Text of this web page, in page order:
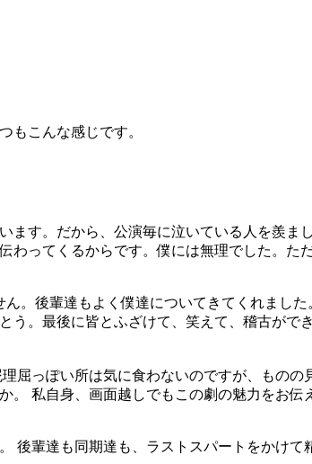
もこんな感じです。
す。だから、公演毎に泣いている人を羨
ってくるからです。僕には無理でした。た
。後輩達もよく僕達についてきてくれまし
。最後に皆とふざけて、笑えて、稽古がで
屈っぽい所は気に食わないのですが、もの
私自身、画面越しでもこの劇の魅力をお
後輩達も同期達も、ラストスパートをかけ